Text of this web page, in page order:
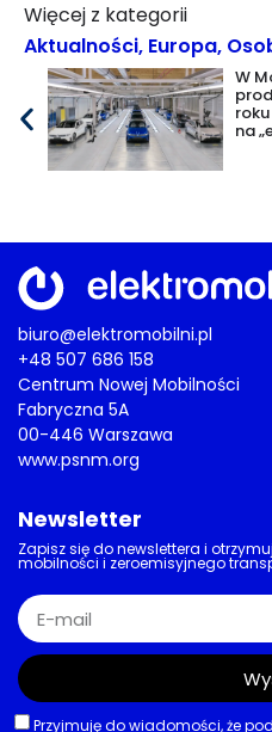
Więcej z kategorii
Aktualności, Europa,
W
na
biuro@elektromobilni.pl
+48 507 686 158
Centrum Nowej Mobilności
Fabryczna 5A
00-446 Warszawa
www.psnm.org
Newsletter
Zapisz się do newslettera i
mobilności i zeroemisyjnego
Przyjmuję do wiadomości, że